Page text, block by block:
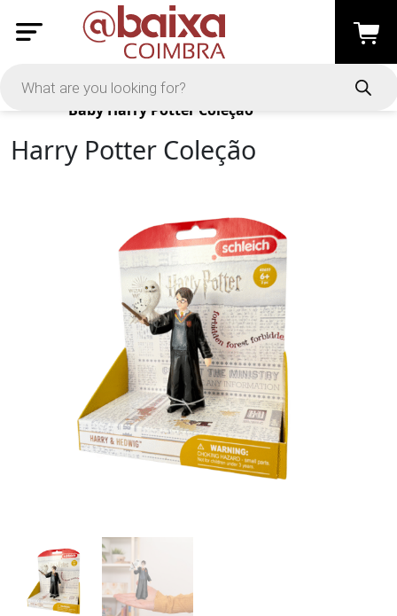
Products
Baby Harry Potter Coleção
Harry Potter Coleção